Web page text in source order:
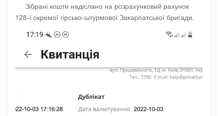
Зібрані кошти надіслано на розрахунковий рахунок
128-ї окремої гірсько-штурмової Закарпатської бригади.